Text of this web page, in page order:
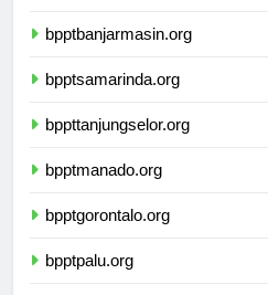
bpptbanjarmasin.org
bpptsamarinda.org
bppttanjungselor.org
bpptmanado.org
bpptgorontalo.org
bpptpalu.org